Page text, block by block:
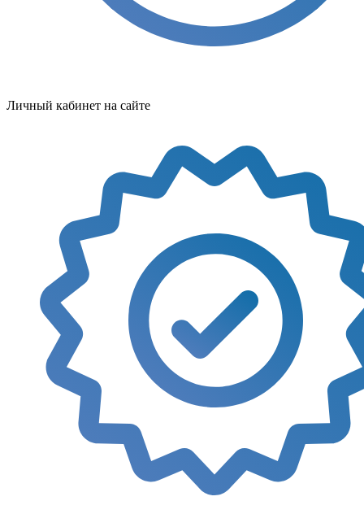
Личный кабинет на сайте